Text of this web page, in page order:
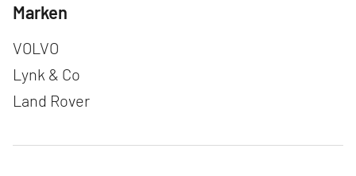
Marken
Navigation überspringen
VOLVO
Lynk & Co
Land Rover